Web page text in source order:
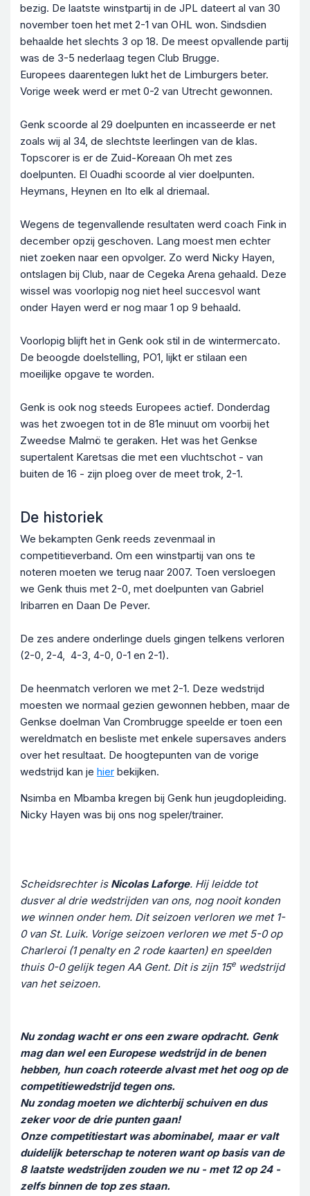
bezig. De laatste winstpartij in de JPL dateert al van 30
november toen het met 2-1 van OHL won. Sindsdien
behaalde het slechts 3 op 18. De meest opvallende partij
was de 3-5 nederlaag tegen Club Brugge.
Europees daarentegen lukt het de Limburgers beter.
Vorige week werd er met 0-2 van Utrecht gewonnen.
Genk scoorde al 29 doelpunten en incasseerde er net
zoals wij al 34, de slechtste leerlingen van de klas.
Topscorer is er de Zuid-Koreaan Oh met zes
doelpunten. El Ouadhi scoorde al vier doelpunten.
Heymans, Heynen en Ito elk al driemaal.
Wegens de tegenvallende resultaten werd coach Fink in
december opzij geschoven. Lang moest men echter
niet zoeken naar een opvolger. Zo werd Nicky Hayen,
ontslagen bij Club, naar de Cegeka Arena gehaald. Deze
wissel was voorlopig nog niet heel succesvol want
onder Hayen werd er nog maar 1 op 9 behaald.
Voorlopig blijft het in Genk ook stil in de wintermercato.
De beoogde doelstelling, PO1, lijkt er stilaan een
moeilijke opgave te worden.
Genk is ook nog steeds Europees actief. Donderdag
was het zwoegen tot in de 81e minuut om voorbij het
Zweedse Malmö te geraken. Het was het Genkse
supertalent Karetsas die met een vluchtschot - van
buiten de 16 - zijn ploeg over de meet trok, 2-1.
De historiek
We bekampten Genk reeds zevenmaal in
competitieverband. Om een winstpartij van ons te
noteren moeten we terug naar 2007. Toen versloegen
we Genk thuis met 2-0, met doelpunten van Gabriel
Iribarren en Daan De Pever.
De zes andere onderlinge duels gingen telkens verloren
(2-0, 2-4, 4-3, 4-0, 0-1 en 2-1).
De heenmatch verloren we met 2-1. Deze wedstrijd
moesten we normaal gezien gewonnen hebben, maar de
Genkse doelman Van Crombrugge speelde er toen een
wereldmatch en besliste met enkele supersaves anders
over het resultaat. De hoogtepunten van de vorige
wedstrijd kan je hier bekijken.
Nsimba en Mbamba kregen bij Genk hun jeugdopleiding.
Nicky Hayen was bij ons nog speler/trainer.
Scheidsrechter is Nicolas Laforge. Hij leidde tot
dusver al drie wedstrijden van ons, nog nooit konden
we winnen onder hem. Dit seizoen verloren we met 1-
0 van St. Luik. Vorige seizoen verloren we met 5-0 op
Charleroi (1 penalty en 2 rode kaarten) en speelden
thuis 0-0 gelijk tegen AA Gent. Dit is zijn 15e wedstrijd
van het seizoen.
Nu zondag wacht er ons een zware opdracht. Genk
mag dan wel een Europese wedstrijd in de benen
hebben, hun coach roteerde alvast met het oog op de
competitiewedstrijd tegen ons.
Nu zondag moeten we dichterbij schuiven en dus
zeker voor de drie punten gaan!
Onze competitiestart was abominabel, maar er valt
duidelijk beterschap te noteren want op basis van de
8 laatste wedstrijden zouden we nu - met 12 op 24 -
zelfs binnen de top zes staan.